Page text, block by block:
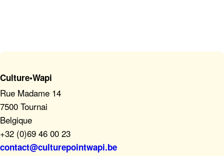
Culture•Wapi
Rue Madame 14
7500 Tournai
Belgique
+32 (0)69 46 00 23
contact@culturepointwapi.be